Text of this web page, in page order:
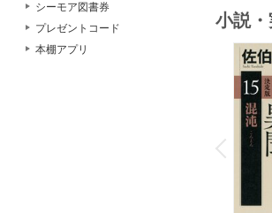
シーモア図書券
プレゼントコード
本棚アプリ
小説・
P
r
e
i
o
u
s